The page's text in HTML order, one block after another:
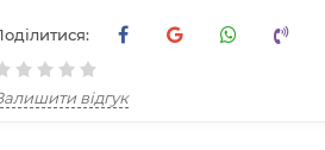
відгук